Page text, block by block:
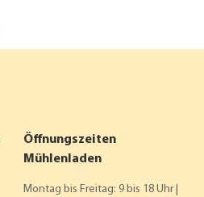
Öffnungszeiten
Mühlenladen
Montag bis Freitag: 9 bis 18 Uhr |